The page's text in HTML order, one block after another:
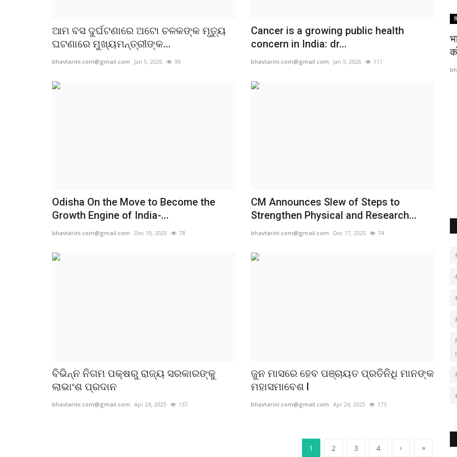
ଆମ ବସ ଦୁର୍ଘଟଣାରେ ଅଟୋ ଚଳକଙ୍କ ମୃତ୍ୟୁ
ଘଟଣାରେ ମୁଖ୍ୟମନ୍ତ୍ରୀଙ୍କ...
bhavtarini.com@gmail.com Jan 5, 2026 99
Cancer is a growing public health
concern in India: dr...
bhavtarini.com@gmail.com Jan 5, 2026 111
Odisha On the Move to Become the
Growth Engine of India-...
bhavtarini.com@gmail.com Dec 19, 2025 78
CM Announces Slew of Steps to
Strengthen Physical and Research...
bhavtarini.com@gmail.com Dec 17, 2025 74
ବିଭିନ୍ନ ନିଗମ ପକ୍ଷରୁ ରାଜ୍ୟ ସରକାରଙ୍କୁ
ଲାଭାଂଶ ପ୍ରଦାନ
bhavtarini.com@gmail.com Apr 24, 2025 137
ଜୁନ ମାସରେ ହେବ ପଞ୍ଚାୟତ ପ୍ରତିନିଧି ମାନଙ୍କ
ମହାସମାବେଶ l
bhavtarini.com@gmail.com Apr 24, 2025 173
1 2 3 4 › »
महाकाल में भगदड़ के बाद प्रशासन सतर्क , सुरक्षा
व्यवस्था...